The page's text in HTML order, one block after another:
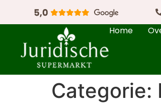
Home
Categorie: